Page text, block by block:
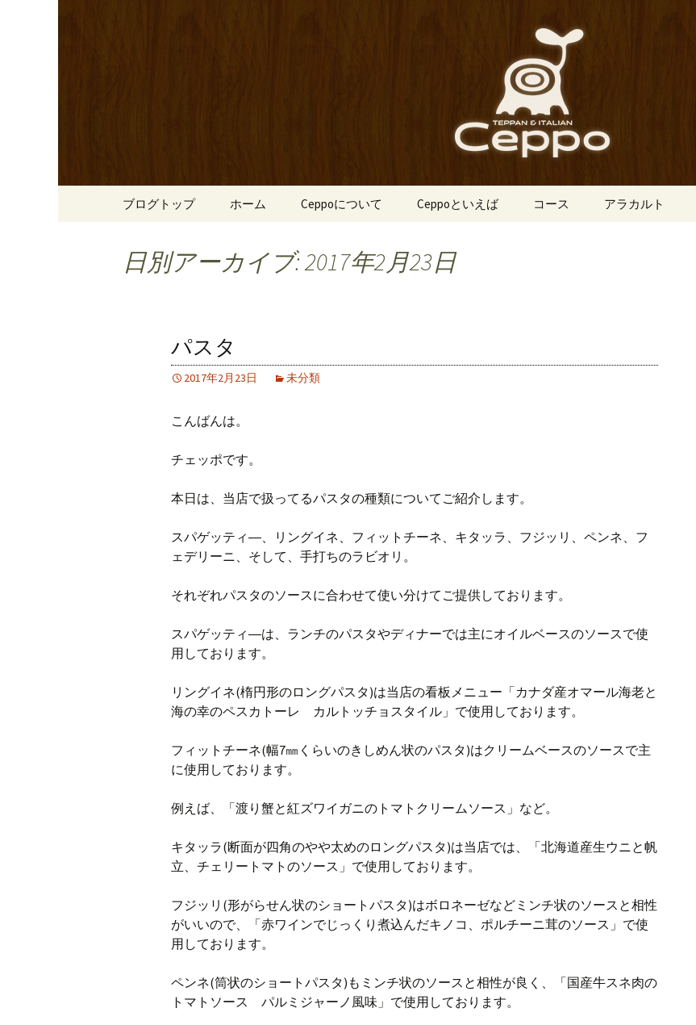
南船場・心斎橋のイタリア
「Ceppo（チェッポ）」
リーブ牛のステーキのほか、バルメニューも豊富にご用意。デ
コンテンツへ移動
ブログトップ ホーム Ceppoについて Ceppoといえば コース アラカルト
日別アーカイブ: 2017年2月23日
パスタ
2017年2月23日 未分類
こんばんは。
チェッポです。
本日は、当店で扱ってるパスタの種類についてご紹介します。
スパゲッティ―、リングイネ、フィットチーネ、キタッラ、フジッリ、ペンネ、フ
ェデリーニ、そして、手打ちのラビオリ。
それぞれパスタのソースに合わせて使い分けてご提供しております。
スパゲッティ―は、ランチのパスタやディナーでは主にオイルベースのソースで使
用しております。
リングイネ(楕円形のロングパスタ)は当店の看板メニュー「カナダ産オマール海老と
海の幸のペスカトーレ カルトッチョスタイル」で使用しております。
フィットチーネ(幅7㎜くらいのきしめん状のパスタ)はクリームベースのソースで主
に使用しております。
例えば、「渡り蟹と紅ズワイガニのトマトクリームソース」など。
キタッラ(断面が四角のやや太めのロングパスタ)は当店では、「北海道産生ウニと帆
立、チェリートマトのソース」で使用しております。
フジッリ(形がらせん状のショートパスタ)はボロネーゼなどミンチ状のソースと相性
がいいので、「赤ワインでじっくり煮込んだキノコ、ポルチーニ茸のソース」で使
用しております。
ペンネ(筒状のショートパスタ)もミンチ状のソースと相性が良く、「国産牛スネ肉の
トマトソース パルミジャーノ風味」で使用しております。